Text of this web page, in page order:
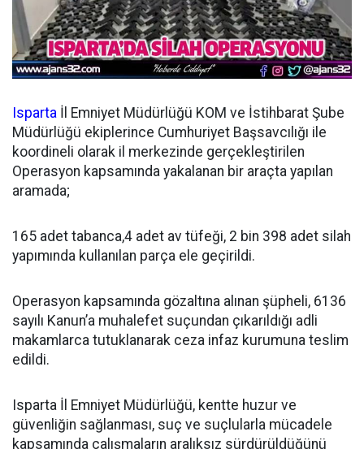
Isparta İl Emniyet Müdürlüğü KOM ve İstihbarat Şube
Müdürlüğü ekiplerince Cumhuriyet Başsavcılığı ile
koordineli olarak il merkezinde gerçekleştirilen
Operasyon kapsamında yakalanan bir araçta yapılan
aramada;
165 adet tabanca,4 adet av tüfeği, 2 bin 398 adet silah
yapımında kullanılan parça ele geçirildi.
Operasyon kapsamında gözaltına alınan şüpheli, 6136
sayılı Kanun’a muhalefet suçundan çıkarıldığı adli
makamlarca tutuklanarak ceza infaz kurumuna teslim
edildi.
Isparta İl Emniyet Müdürlüğü, kentte huzur ve
güvenliğin sağlanması, suç ve suçlularla mücadele
kapsamında çalışmaların aralıksız sürdürüldüğünü